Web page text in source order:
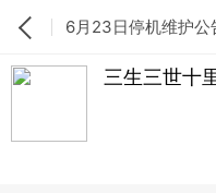
6月23日停机维护公
三生三世十